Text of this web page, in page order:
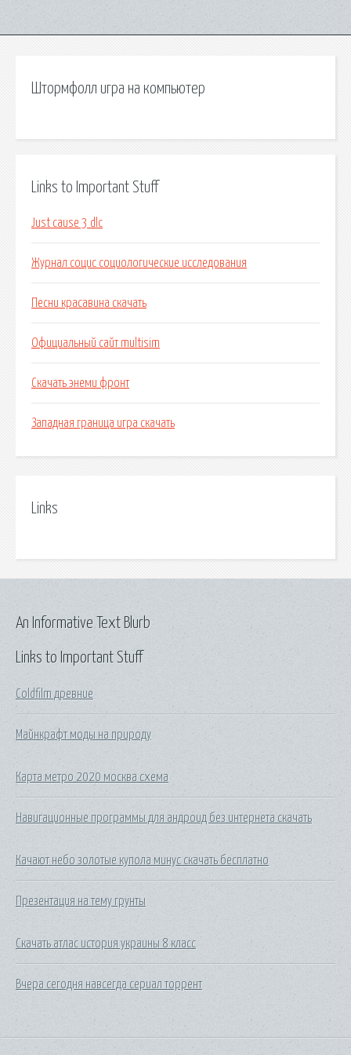
Штормфолл игра на компьютер
Links to Important Stuff
Just cause 3 dlc
Журнал социс социологические исследования
Песни красавина скачать
Официальный сайт multisim
Скачать энеми фронт
Западная граница игра скачать
Links
Links to Important Stuff
Coldfilm древние
Майнкрафт моды на природу
Карта метро 2020 москва схема
Навигационные программы для андроид без интернета скачать
Качают небо золотые купола минус скачать бесплатно
Презентация на тему грунты
Скачать атлас история украины 8 класс
Вчера сегодня навсегда сериал торрент
An Informative Text Blurb